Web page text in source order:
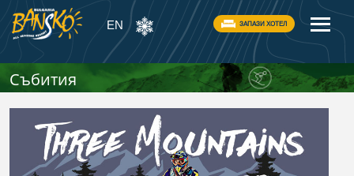
EN ЗАПАЗИ ХОТЕЛ
Събития